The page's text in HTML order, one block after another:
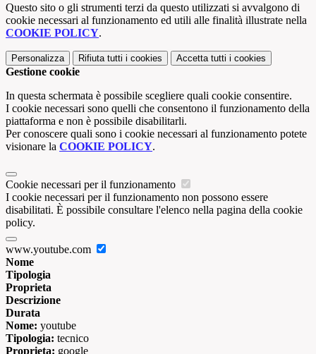
Questo sito o gli strumenti terzi da questo utilizzati si avvalgono di
cookie necessari al funzionamento ed utili alle finalità illustrate nella
COOKIE POLICY.
Personalizza Rifiuta tutti i cookies Accetta tutti i cookies
Gestione cookie
In questa schermata è possibile scegliere quali cookie consentire.
I cookie necessari sono quelli che consentono il funzionamento della
piattaforma e non è possibile disabilitarli.
Per conoscere quali sono i cookie necessari al funzionamento potete
visionare la COOKIE POLICY.
Cookie necessari per il funzionamento
I cookie necessari per il funzionamento non possono essere
disabilitati. È possibile consultare l'elenco nella pagina della cookie
policy.
www.youtube.com
Nome
Tipologia
Proprieta
Descrizione
Durata
Nome: youtube
Tipologia: tecnico
Proprieta: google